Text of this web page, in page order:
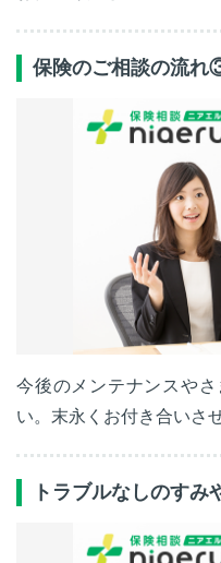
保険のご相談の流
今後のメンテナンスや
い。末永くお付き合いさ
トラブルなしのすみ